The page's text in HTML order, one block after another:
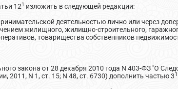
121 изложить в следующей редакции:
деятельностью лично или через
жилищного, жилищно-строительного,
товарищества собственников
закона от 28 декабря 2010 года N 403-ФЗ "О
2011, N 1, ст. 15; N 48, ст. 6730) дополнить частью 31